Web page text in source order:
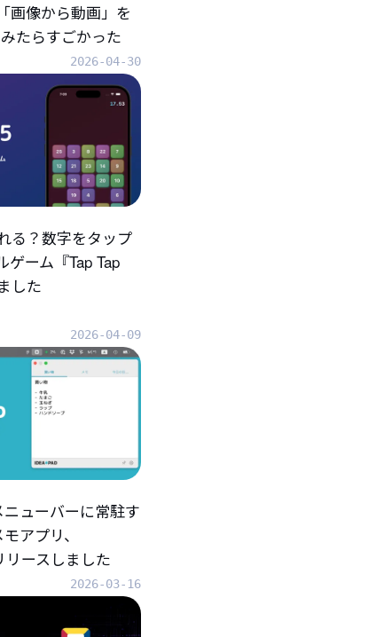
画像から動画」を
たらすごかった
2026-04-30
る？数字をタップ
ゲーム『Tap Tap
した
2026-04-09
ニューバーに常駐す
アプリ、
リースしました
2026-03-16